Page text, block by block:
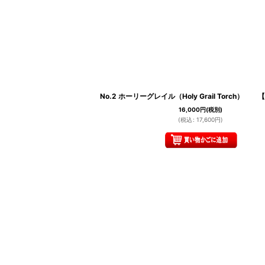
No.2 ホーリーグレイル（Holy Grail Torch） 【
16,000円(税別)
(税込 : 17,600円)